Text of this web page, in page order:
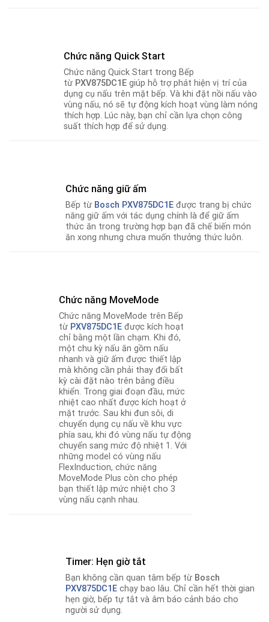
Chức năng Quick Start
Chức năng Quick Start trong Bếp
từ PXV875DC1E giúp hỗ trợ phát hiện vị trí của
dụng cụ nấu trên mặt bếp. Và khi đặt nồi nấu vào
vùng nấu, nó sẽ tự động kích hoạt vùng làm nóng
thích hợp. Lúc này, bạn chỉ cần lựa chọn công
suất thích hợp để sử dụng.
Chức năng giữ ấm
Bếp từ Bosch PXV875DC1E được trang bị chức
năng giữ ấm với tác dụng chính là để giữ ấm
thức ăn trong trường hợp bạn đã chế biến món
ăn xong nhưng chưa muốn thưởng thức luôn.
Chức năng MoveMode
Chức năng MoveMode trên Bếp
từ PXV875DC1E được kích hoạt
chỉ bằng một lần chạm. Khi đó,
một chu kỳ nấu ăn gồm nấu
nhanh và giữ ấm được thiết lập
mà không cần phải thay đổi bất
kỳ cài đặt nào trên bảng điều
khiển. Trong giai đoạn đầu, mức
nhiệt cao nhất được kích hoạt ở
mặt trước. Sau khi đun sôi, di
chuyển dụng cụ nấu về khu vực
phía sau, khi đó vùng nấu tự động
chuyển sang mức độ nhiệt 1. Với
những model có vùng nấu
FlexInduction, chức năng
MoveMode Plus còn cho phép
bạn thiết lập mức nhiệt cho 3
vùng nấu cạnh nhau.
Timer: Hẹn giờ tắt
Bạn không cần quan tâm bếp từ Bosch
PXV875DC1E chạy bao lâu. Chỉ cần hết thời gian
hẹn giờ, bếp tự tắt và âm báo cảnh báo cho
người sử dụng.